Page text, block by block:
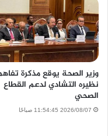
وزير الصحة يوقع مذكرة
نظيره التشادي لدعم القطاع
الصحي
2026/08/07 11:54:45 صباحًا